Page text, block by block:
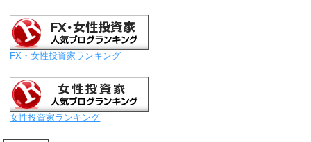
FX・女性投資家ランキング
女性投資家ランキング